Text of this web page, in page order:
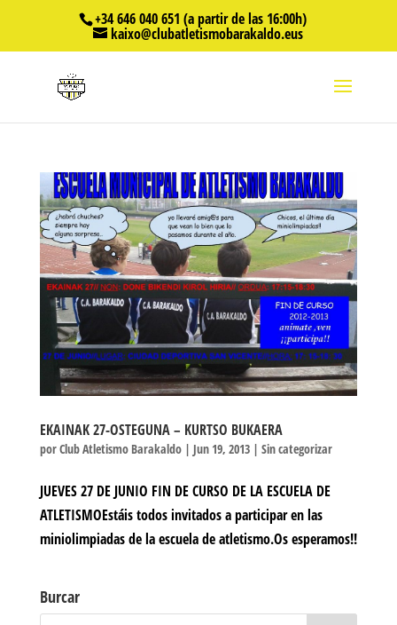
+34 646 040 651 (a partir de las 16:00h)
kaixo@clubatletismobarakaldo.eus
EKAINAK 27-OSTEGUNA – KURTSO BUKAERA
porClub Atletismo Barakaldo| Jun 19, 2013| Sin categorizar
JUEVES 27 DE JUNIO FIN DE CURSO DE LA ESCUELA DE
ATLETISMOEstáis todos invitados a participar en las
miniolimpiadas de la escuela de atletismo.Os esperamos!!
Burcar